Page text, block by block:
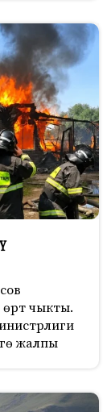
өрт чыкты.
жалпы